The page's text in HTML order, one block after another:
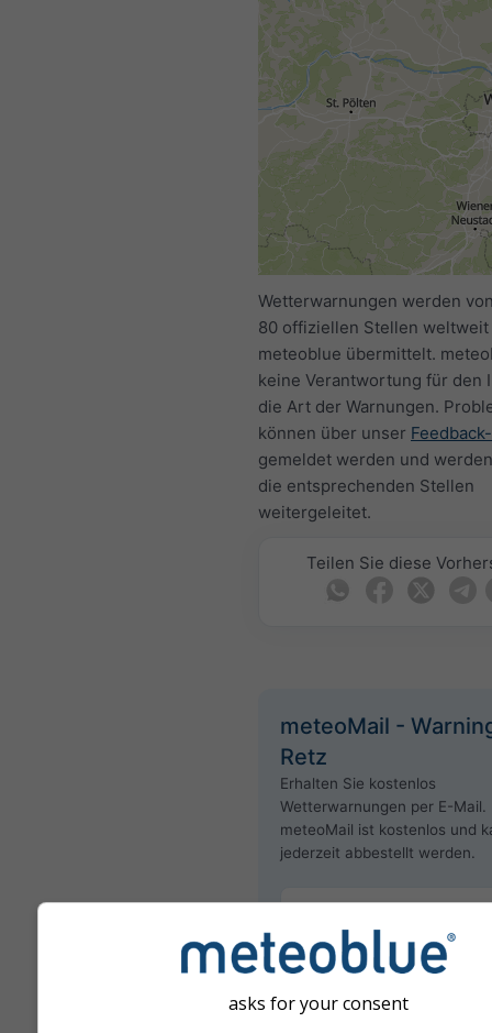
Wetterwarnungen werden
80 offiziellen Stellen weltweit
meteoblue übermittelt.
keine Verantwortung für den
die Art der Warnungen.
können über unser
gemeldet werden und
die entsprechenden Stellen
weitergeleitet.
Teilen Sie diese
meteoMail -
Retz
Erhalten Sie kostenlos
Wetterwarnungen per E-Mail.
meteoMail ist kostenlos und
jederzeit abbestellt werden.
asks for your consent